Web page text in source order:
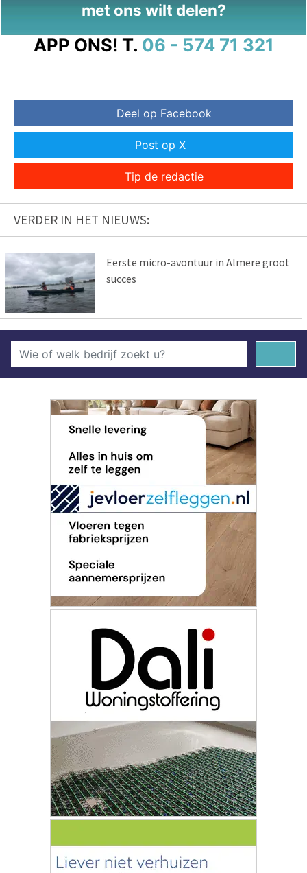
met ons wilt delen?
APP ONS! T. 06 - 574 71 321
Deel op Facebook
Post op X
Tip de redactie
VERDER IN HET NIEUWS:
Eerste micro-avontuur in Almere groot
succes